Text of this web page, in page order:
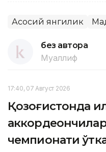
Асосий янгилик
без автора
Муаллиф
17:40, 07 Август 2026
Қозоғистонда
чемпионати